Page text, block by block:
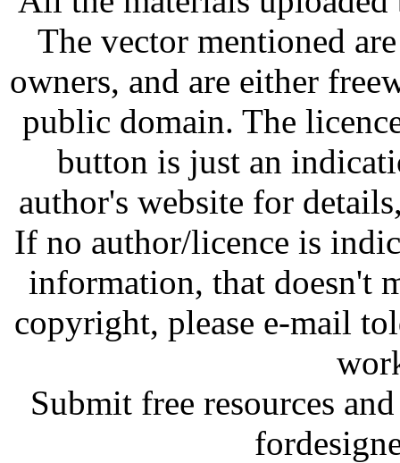
The vector mentioned
owners, and are either
public domain. The
button is just an
author's website for
If no author/licence is
information, that doesn't
copyright, please e-mail
Submit free resources